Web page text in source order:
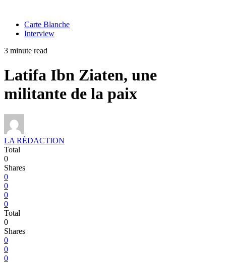
Carte Blanche
Interview
3 minute read
Latifa Ibn Ziaten, une
militante de la paix
LA RÉDACTION
Total
0
Shares
0
0
0
0
Total
0
Shares
0
0
0